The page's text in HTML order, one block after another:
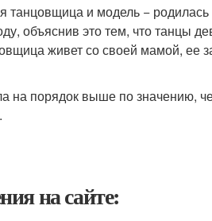
танцовщица и модель −
объяснив это тем, что танцы
живет со своей мамой, ее
на порядок выше по значению,
на сайте: